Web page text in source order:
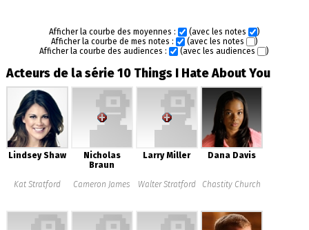
Afficher la courbe des moyennes : (avec les notes
)
Afficher la courbe de mes notes :
(avec les notes
)
Afficher la courbe des audiences :
(avec les audiences )
Acteurs de la série 10 Things I Hate About You
Lindsey Shaw
Kat Stratford
Nicholas
Braun
Cameron James
Larry Miller
Walter Stratford
Dana Davis
Chastity Church